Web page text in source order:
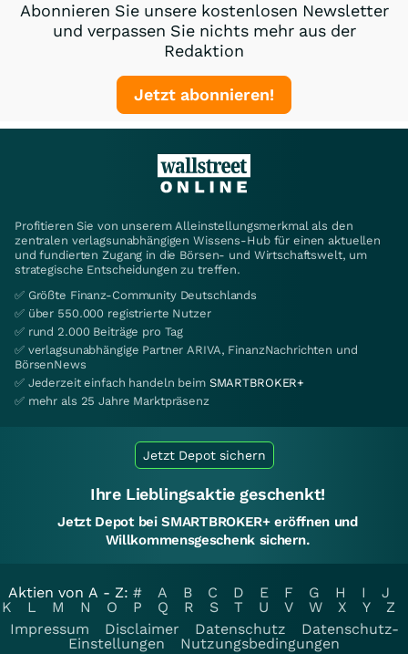
Abonnieren Sie unsere kostenlosen Newsletter
und verpassen Sie nichts mehr aus der
Redaktion
Jetzt abonnieren!
Profitieren Sie von unserem Alleinstellungsmerkmal als den
zentralen verlagsunabhängigen Wissens-Hub für einen aktuellen
und fundierten Zugang in die Börsen- und Wirtschaftswelt, um
strategische Entscheidungen zu treffen.
✅ Größte Finanz-Community Deutschlands
✅ über 550.000 registrierte Nutzer
✅ rund 2.000 Beiträge pro Tag
✅ verlagsunabhängige Partner ARIVA, FinanzNachrichten und
BörsenNews
✅ Jederzeit einfach handeln beim SMARTBROKER+
✅ mehr als 25 Jahre Marktpräsenz
Jetzt Depot sichern
Ihre Lieblingsaktie geschenkt!
Jetzt Depot bei SMARTBROKER+ eröffnen und
Willkommensgeschenk sichern.
Aktien von A - Z: # A B C D E F G H I
J
K
L M N O P Q R S T U V W X Y
Z
Impressum
Disclaimer Datenschutz
Datenschutz-
Einstellungen
Nutzungsbedingungen